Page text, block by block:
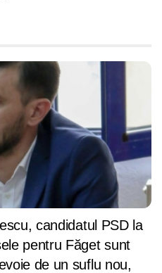
candidatul PSD la
pentru Făget sunt
de un suflu nou,